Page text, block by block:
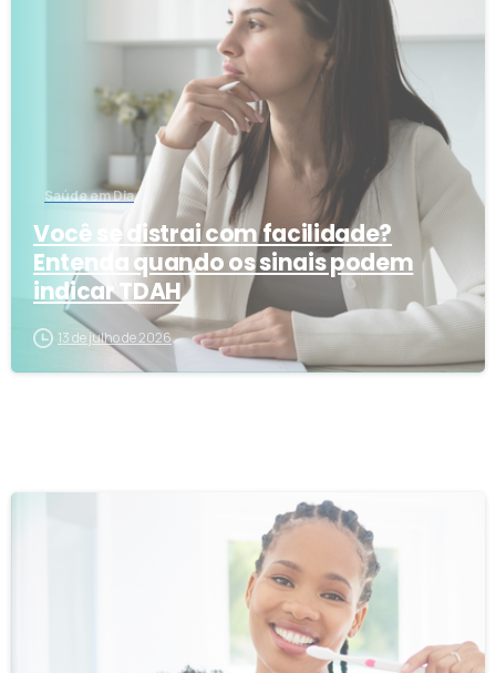
Saúde em Dia
Você se distrai com facilidade?
Entenda quando os sinais podem
indicar TDAH
13 de julho de 2026